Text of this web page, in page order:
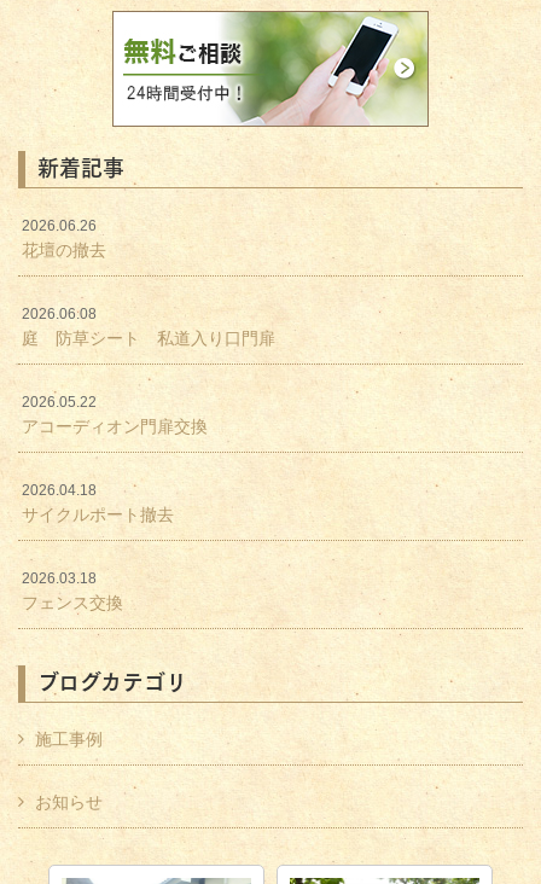
新着記事
2026.06.26
花壇の撤去
2026.06.08
庭 防草シート 私道入り口門扉
2026.05.22
アコーディオン門扉交換
2026.04.18
サイクルポート撤去
2026.03.18
フェンス交換
ブログカテゴリ
施工事例
お知らせ